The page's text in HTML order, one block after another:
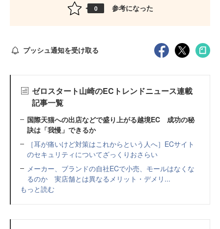
0 参考になった
プッシュ通知を受け取る
ゼロスタート山崎のECトレンドニュース連載
記事一覧
国際天猫への出店などで盛り上がる越境EC 成功の秘
訣は「我慢」できるか
［耳が痛いけど対策はこれからという人へ］ECサイト
のセキュリティについてざっくりおさらい
メーカー、ブランドの自社ECで小売、モールはなくな
るのか 実店舗とは異なるメリット・デメリ...
もっと読む